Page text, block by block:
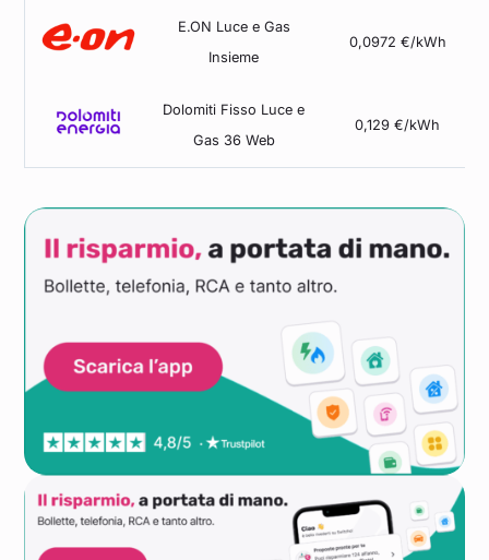
E.ON Luce e Gas
Insieme
0,0972 €/kWh
Dolomiti Fisso Luce e
Gas 36 Web
0,129 €/kWh